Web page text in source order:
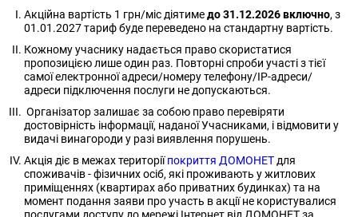
Акційна вартість 1 грн/міс діятимедо 31.12.2026 включно, з
01.01.2027 тариф буде переведено на стандартну вартість.
Кожному учаснику надається право скористатися
пропозицією лише один раз. Повторні спроби участі з тієї
самої електронної адреси/номеру телефону/IP-адреси/
адреси підключення послуги не допускаються.
Організатор залишає за собою право перевіряти
достовірність інформації, наданої Учасниками, і відмовити у
видачі винагороди у разі виявлення порушень.
Акція діє в межах територіїпокриття ДОМОНЕТ для
споживачів - фізичних осіб, які проживають у житлових
приміщеннях (квартирах або приватних будинках) та на
момент подання заяви про участь в акції не користувалися